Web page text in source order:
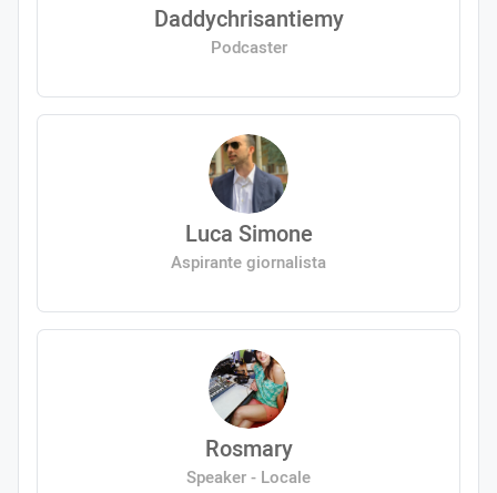
Daddychrisantiemy
Podcaster
Luca Simone
Aspirante giornalista
Rosmary
Speaker - Locale